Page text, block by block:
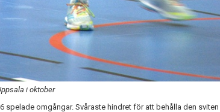
i oktober
spelade omgångar. Svåraste hindret för att behålla den sviten